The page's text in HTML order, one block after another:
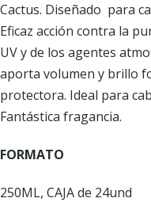
Cactus. Diseñado para
Eficaz acción contra la
UV y de los agentes
aporta volumen y brillo
protectora. Ideal para
Fantástica fragancia.
FORMATO
250ML, CAJA de 24und